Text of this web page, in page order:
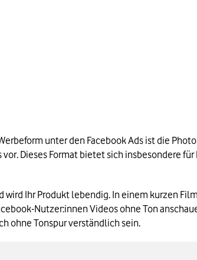
unter den Facebook Ads ist die
Dieses Format bietet sich insbesondere
wird Ihr Produkt lebendig. In einem kurzen
Nutzer:innen Videos ohne Ton
ohne Tonspur verständlich sein.